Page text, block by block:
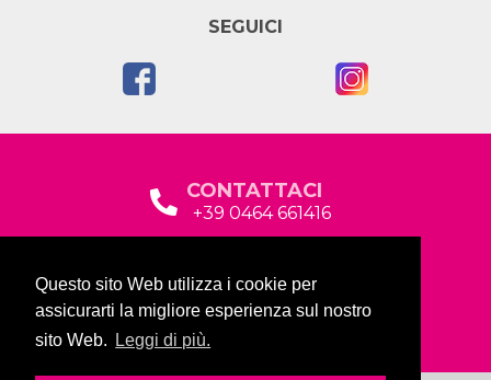
Questo sito Web utilizza i cookie per
assicurarti la migliore esperienza sul nostro
sito Web.
Leggi di più.
SEGUICI
CONTATTACI
+39 0464 661416
Via Baltera, 19
38066 Riva del Garda (TN)